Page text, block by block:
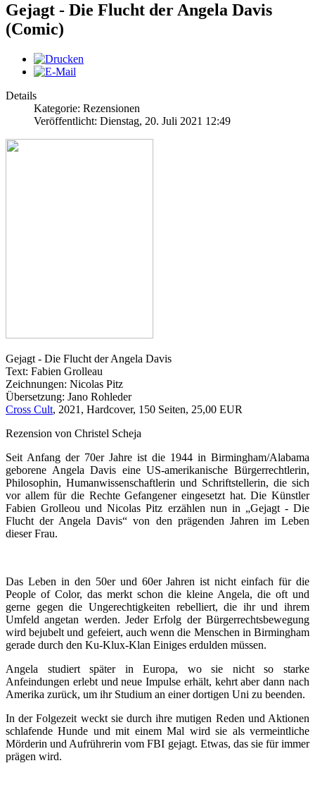
Gejagt - Die Flucht der Angela Davis
(Comic)
Details
Kategorie: Rezensionen
Veröffentlicht: Dienstag, 20. Juli 2021 12:49
Gejagt - Die Flucht der Angela Davis
Text: Fabien Grolleau
Zeichnungen: Nicolas Pitz
Übersetzung: Jano Rohleder
Cross Cult, 2021, Hardcover, 150 Seiten, 25,00 EUR
Rezension von Christel Scheja
Seit Anfang der 70er Jahre ist die 1944 in Birmingham/Alabama
geborene Angela Davis eine US-amerikanische Bürgerrechtlerin,
Philosophin, Humanwissenschaftlerin und Schriftstellerin, die sich
vor allem für die Rechte Gefangener eingesetzt hat. Die Künstler
Fabien Grolleou und Nicolas Pitz erzählen nun in „Gejagt - Die
Flucht der Angela Davis“ von den prägenden Jahren im Leben
dieser Frau.
Das Leben in den 50er und 60er Jahren ist nicht einfach für die
People of Color, das merkt schon die kleine Angela, die oft und
gerne gegen die Ungerechtigkeiten rebelliert, die ihr und ihrem
Umfeld angetan werden. Jeder Erfolg der Bürgerrechtsbewegung
wird bejubelt und gefeiert, auch wenn die Menschen in Birmingham
gerade durch den Ku-Klux-Klan Einiges erdulden müssen.
Angela studiert später in Europa, wo sie nicht so starke
Anfeindungen erlebt und neue Impulse erhält, kehrt aber dann nach
Amerika zurück, um ihr Studium an einer dortigen Uni zu beenden.
In der Folgezeit weckt sie durch ihre mutigen Reden und Aktionen
schlafende Hunde und mit einem Mal wird sie als vermeintliche
Mörderin und Aufrührerin vom FBI gejagt. Etwas, das sie für immer
prägen wird.